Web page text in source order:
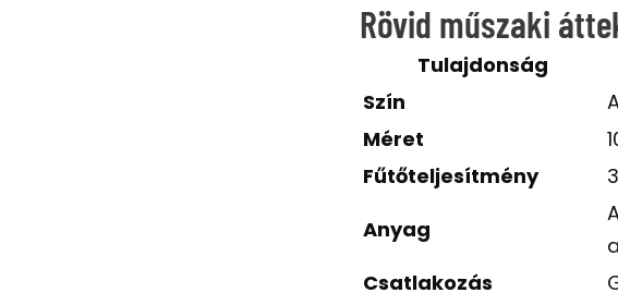
Rövid műszaki
Tulajdonság
Szín
Méret
Fűtőteljesítmény
Anyag
Csatlakozás